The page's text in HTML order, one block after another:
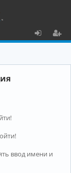
о
и
ввод имени и